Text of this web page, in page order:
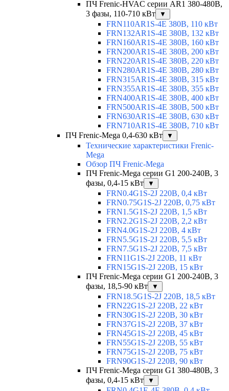
ПЧ Frenic-HVAC серии AR1 380-480В,
3 фазы, 110-710 кВт
▼
FRN110AR1S-4E 380В, 110 кВт
FRN132AR1S-4E 380В, 132 кВт
FRN160AR1S-4E 380В, 160 кВт
FRN200AR1S-4E 380В, 200 кВт
FRN220AR1S-4E 380В, 220 кВт
FRN280AR1S-4E 380В, 280 кВт
FRN315AR1S-4E 380В, 315 кВт
FRN355AR1S-4E 380В, 355 кВт
FRN400AR1S-4E 380В, 400 кВт
FRN500AR1S-4E 380В, 500 кВт
FRN630AR1S-4E 380В, 630 кВт
FRN710AR1S-4E 380В, 710 кВт
ПЧ Frenic-Mega 0,4-630 кВт
▼
Технические характеристики Frenic-
Mega
Обзор ПЧ Frenic-Mega
ПЧ Frenic-Mega серии G1 200-240В, 3
фазы, 0,4-15 кВт
▼
FRN0.4G1S-2J 220В, 0,4 кВт
FRN0.75G1S-2J 220В, 0,75 кВт
FRN1.5G1S-2J 220В, 1,5 кВт
FRN2.2G1S-2J 220В, 2,2 кВт
FRN4.0G1S-2J 220В, 4 кВт
FRN5.5G1S-2J 220В, 5,5 кВт
FRN7.5G1S-2J 220В, 7,5 кВт
FRN11G1S-2J 220В, 11 кВт
FRN15G1S-2J 220В, 15 кВт
ПЧ Frenic-Mega серии G1 200-240В, 3
фазы, 18,5-90 кВт
▼
FRN18.5G1S-2J 220В, 18,5 кВт
FRN22G1S-2J 220В, 22 кВт
FRN30G1S-2J 220В, 30 кВт
FRN37G1S-2J 220В, 37 кВт
FRN45G1S-2J 220В, 45 кВт
FRN55G1S-2J 220В, 55 кВт
FRN75G1S-2J 220В, 75 кВт
FRN90G1S-2J 220В, 90 кВт
ПЧ Frenic-Mega серии G1 380-480В, 3
фазы, 0,4-15 кВт
▼